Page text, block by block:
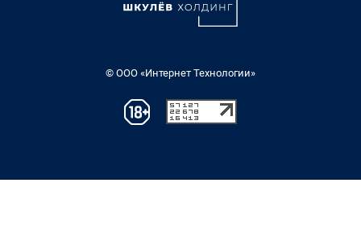
© ООО «Интернет Технологии»